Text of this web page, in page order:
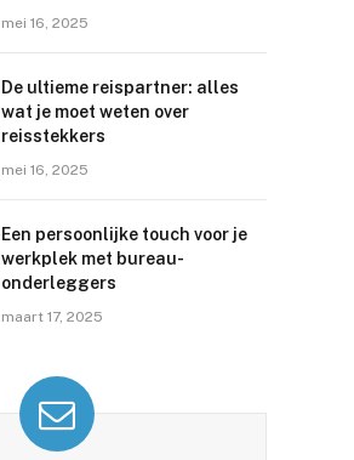
mei 16, 2025
De ultieme reispartner: alles
wat je moet weten over
reisstekkers
mei 16, 2025
Een persoonlijke touch voor je
werkplek met bureau-
onderleggers
maart 17, 2025